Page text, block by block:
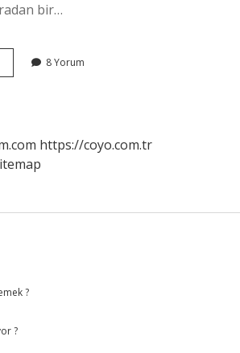
bir…
Arkadaş
8 Yorum
https://coyo.com.tr
?
?